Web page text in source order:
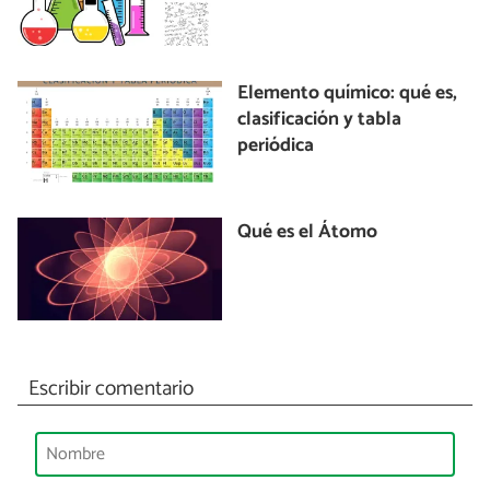
Elemento químico: qué es,
clasificación y tabla
periódica
Qué es el Átomo
Escribir comentario